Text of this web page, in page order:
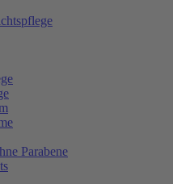
Parabene